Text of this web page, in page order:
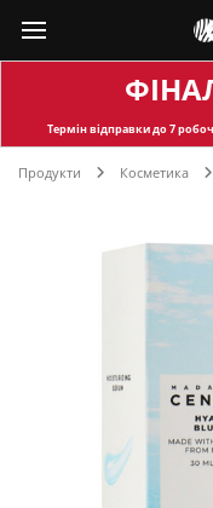
Термін відправкидо 7
Продукти Косметика